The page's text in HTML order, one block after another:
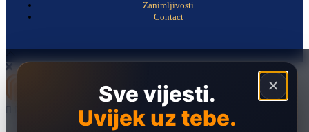
Zanimljivosti
Contact
×
Sve vijesti.
Uvijek uz tebe.